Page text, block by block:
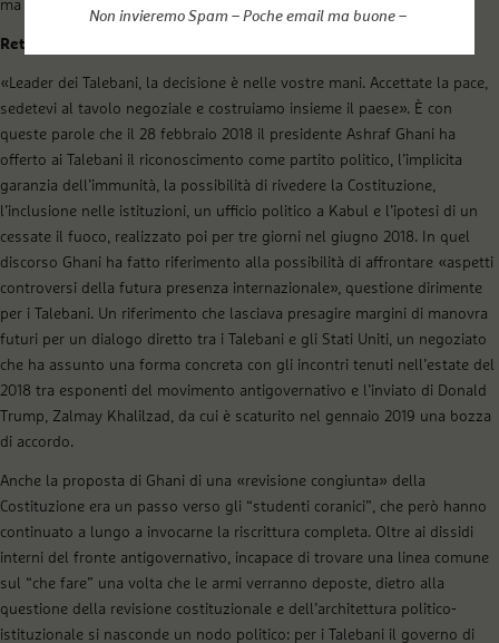
ma che non si esaurisce in quello.
Reti di potere, pace politica e pace sociale
«Leader dei Talebani, la decisione è nelle vostre mani. Accettate la pace,
sedetevi al tavolo negoziale e costruiamo insieme il paese». È con
queste parole che il 28 febbraio 2018 il presidente Ashraf Ghani ha
offerto ai Talebani il riconoscimento come partito politico, l’implicita
garanzia dell’immunità, la possibilità di rivedere la Costituzione,
l’inclusione nelle istituzioni, un ufficio politico a Kabul e l’ipotesi di un
cessate il fuoco, realizzato poi per tre giorni nel giugno 2018. In quel
discorso Ghani ha fatto riferimento alla possibilità di affrontare «aspetti
controversi della futura presenza internazionale», questione dirimente
per i Talebani. Un riferimento che lasciava presagire margini di manovra
futuri per un dialogo diretto tra i Talebani e gli Stati Uniti, un negoziato
che ha assunto una forma concreta con gli incontri tenuti nell’estate del
2018 tra esponenti del movimento antigovernativo e l’inviato di Donald
Trump, Zalmay Khalilzad, da cui è scaturito nel gennaio 2019 una bozza
di accordo.
Anche la proposta di Ghani di una «revisione congiunta» della
Costituzione era un passo verso gli “studenti coranici”, che però hanno
continuato a lungo a invocarne la riscrittura completa. Oltre ai dissidi
interni del fronte antigovernativo, incapace di trovare una linea comune
sul “che fare” una volta che le armi verranno deposte, dietro alla
questione della revisione costituzionale e dell’architettura politico-
istituzionale si nasconde un nodo politico: per i Talebani il governo di
Non invieremo Spam – Poche email ma buone –